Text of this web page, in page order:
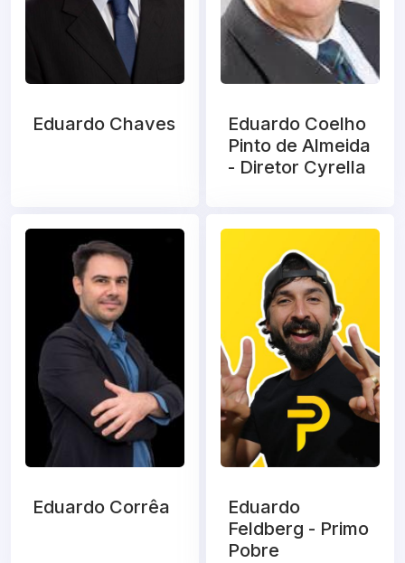
Eduardo Chaves
Eduardo Coelho
Pinto de Almeida
- Diretor Cyrella
Eduardo Corrêa
Eduardo
Feldberg - Primo
Pobre